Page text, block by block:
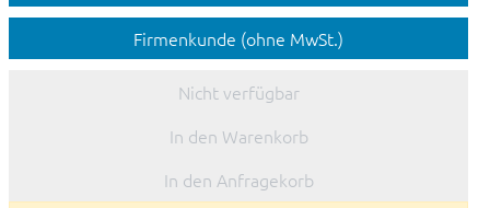
Firmenkunde (ohne MwSt.)
Nicht verfügbar
In den Warenkorb
In den Anfragekorb